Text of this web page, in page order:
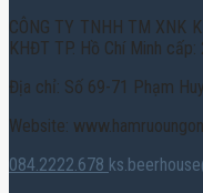
CÔNG TY TNHH TM XNK
KHĐT TP. Hồ Chí Minh
Địa chỉ: Số 69-71 Phạm
Website:
084.2222.678